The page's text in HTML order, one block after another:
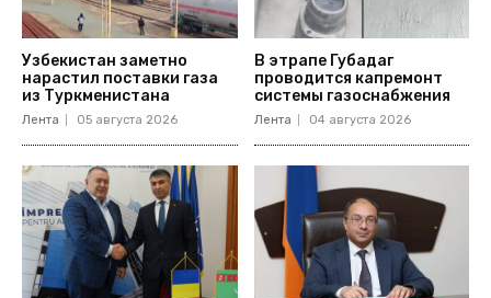
Узбекистан заметно
нарастил поставки газа
из Туркменистана
Лента 05 августа 2026
В этрапе Губадаг
проводится капремонт
системы газоснабжения
Лента 04 августа 2026